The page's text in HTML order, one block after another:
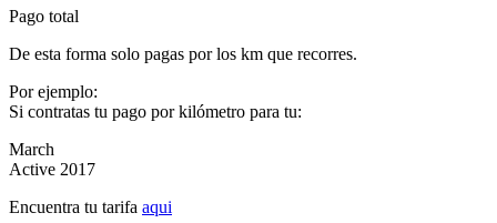
Pago total
De esta forma solo pagas por los km que recorres.
Por ejemplo:
Si contratas tu pago por kilómetro para tu:
March
Active 2017
Encuentra tu tarifa aqui